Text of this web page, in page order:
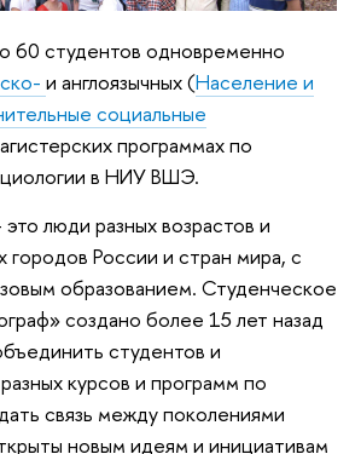
60 студентов одновременно
и англоязычных (Население и
социальные
программах по
в НИУ ВШЭ.
люди разных возрастов и
городов России и стран мира, с
образованием. Студенческое
создано более 15 лет назад
студентов и
курсов и программ по
связь между поколениями
новым идеям и инициативам